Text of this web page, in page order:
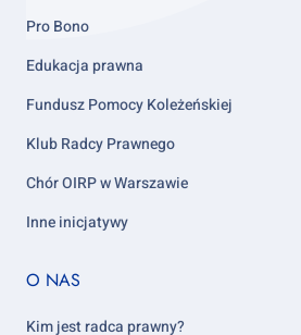
Pro Bono
Edukacja prawna
Fundusz Pomocy Koleżeńskiej
Klub Radcy Prawnego
Chór OIRP w Warszawie
Inne inicjatywy
Footer
5
O NAS
Kim jest radca prawny?